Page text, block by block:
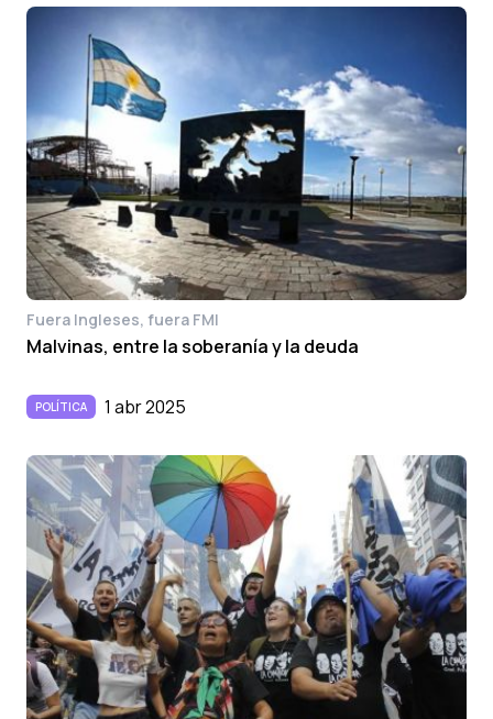
Fuera Ingleses, fuera FMI
Malvinas, entre la soberanía y la deuda
POLÍTICA 1 abr 2025